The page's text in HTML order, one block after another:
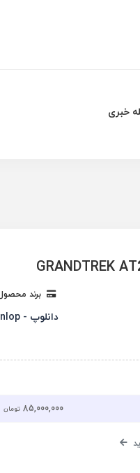
خبری
برند
دانلوپ - Dunlop
85,000,000 تومان